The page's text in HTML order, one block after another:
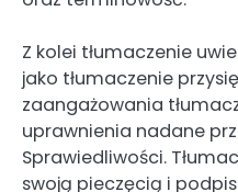
Z kolei tłumaczenie
jako tłumaczenie
zaangażowania
uprawnienia nadane
Sprawiedliwości.
swoją pieczęcią i